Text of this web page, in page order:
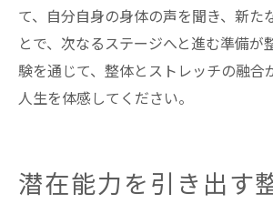
て、自分自身の身体の声を聞き、新た
とで、次なるステージへと進む準備が
験を通じて、整体とストレッチの融合
人生を体感してください。
潜在能力を引き出す